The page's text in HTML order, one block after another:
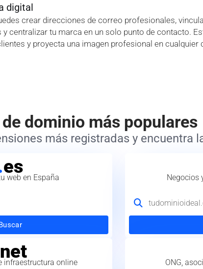
digital
crear direcciones de correo profesionales,
centralizar tu marca en un solo punto de contacto.
y proyecta una imagen profesional en cualquier
dominio más populares
más registradas y encuentra
es
web en España Negocios
net
infraestructura online ONG,